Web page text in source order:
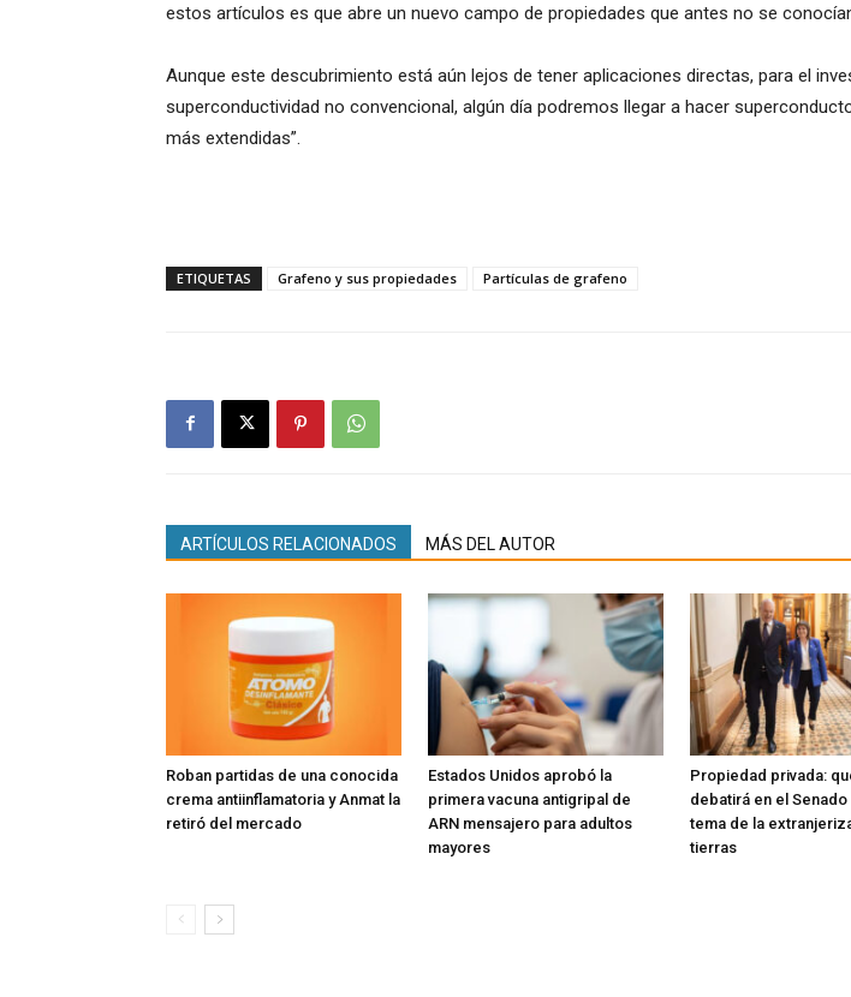
estos artículos es que abre un nuevo campo de propiedades que antes no se
Aunque este descubrimiento está aún lejos de tener aplicaciones directas, para el
superconductividad no convencional, algún día podremos llegar a hacer
más extendidas”.
ETIQUETAS Grafeno y sus propiedades Partículas de grafeno
ARTÍCULOS RELACIONADOS MÁS DEL AUTOR
Roban partidas de una conocida
crema antiinflamatoria y Anmat la
retiró del mercado
Estados Unidos aprobó la
primera vacuna antigripal de
ARN mensajero para adultos
mayores
Propiedad privada:
debatirá en el Senado
tema de la
tierras